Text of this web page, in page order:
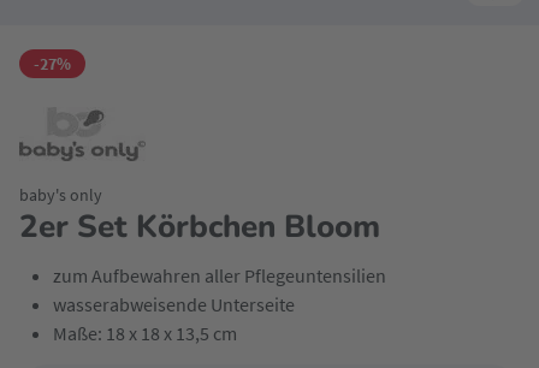
-27%
2er Set Körbchen Bloom
baby's only
zum Aufbewahren aller Pflegeuntensilien
wasserabweisende Unterseite
Maße: 18 x 18 x 13,5 cm